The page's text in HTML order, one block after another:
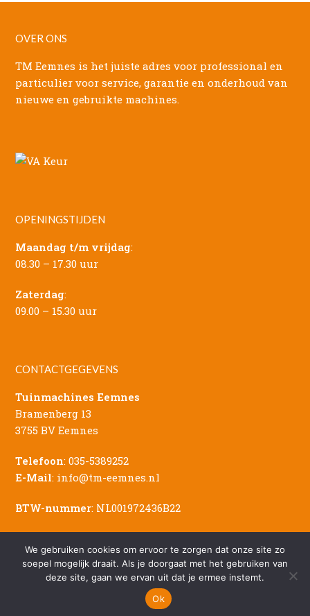
OVER ONS
TM Eemnes is het juiste adres voor professional en
particulier voor service, garantie en onderhoud van
nieuwe en gebruikte machines.
OPENINGSTIJDEN
Maandag t/m vrijdag:
08.30 – 17.30 uur
Zaterdag:
09.00 – 15.30 uur
CONTACTGEGEVENS
Tuinmachines Eemnes
Bramenberg 13
3755 BV Eemnes
Telefoon:035-5389252
E-Mail: info@tm-eemnes.nl
BTW-nummer: NL001972436B22
© Copyright - 2026 Tuinmachines Eemnes
Privacy Verklaring
We gebruiken cookies om ervoor te zorgen dat onze site zo
soepel mogelijk draait. Als je doorgaat met het gebruiken van
deze site, gaan we ervan uit dat je ermee instemt.
Ok